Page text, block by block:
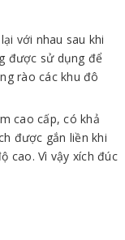
với nhau sau khi
được sử dụng để
rào các khu đô
cao cấp, có khả
được gắn liền khi
cao. Vì vậy xích đúc